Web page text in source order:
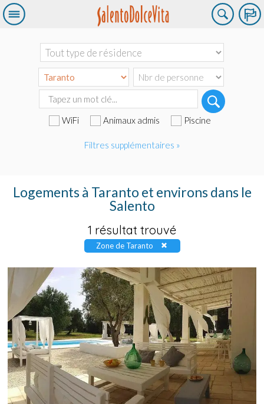
WiFi Animaux admis Piscine
Filtres supplémentaires »
Logements à Taranto et environs dans le
Salento
1 résultat trouvé
Zone de Taranto